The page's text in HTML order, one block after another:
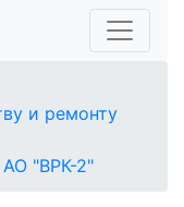
и ремонту
"ВРК-2"